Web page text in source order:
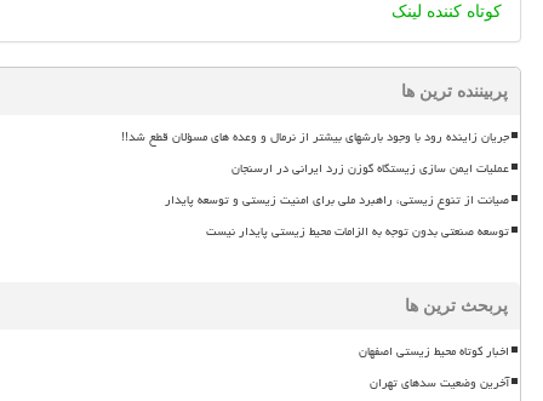
کوتاه کننده لینک
پربیننده ترین ها
جریان زاینده رود با وجود بارشهای بیشتر از نرمال و وعده های مسؤلان قطع شد!!
عملیات ایمن سازی زیستگاه گوزن زرد ایرانی در ارسنجان
صیانت از تنوع زیستی، راهبرد ملی برای امنیت زیستی و توسعه پایدار
توسعه صنعتی بدون توجه به الزامات محیط زیستی پایدار نیست
پربحث ترین ها
اخبار کوتاه محیط زیستی اصفهان
آخرین وضعیت سدهای تهران